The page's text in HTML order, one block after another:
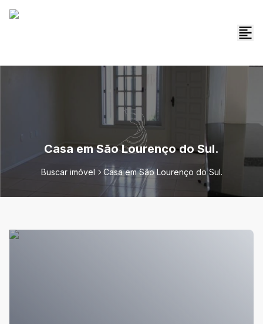
Casa em São Lourenço do Sul.
Buscar imóvel Casa em São Lourenço do Sul.